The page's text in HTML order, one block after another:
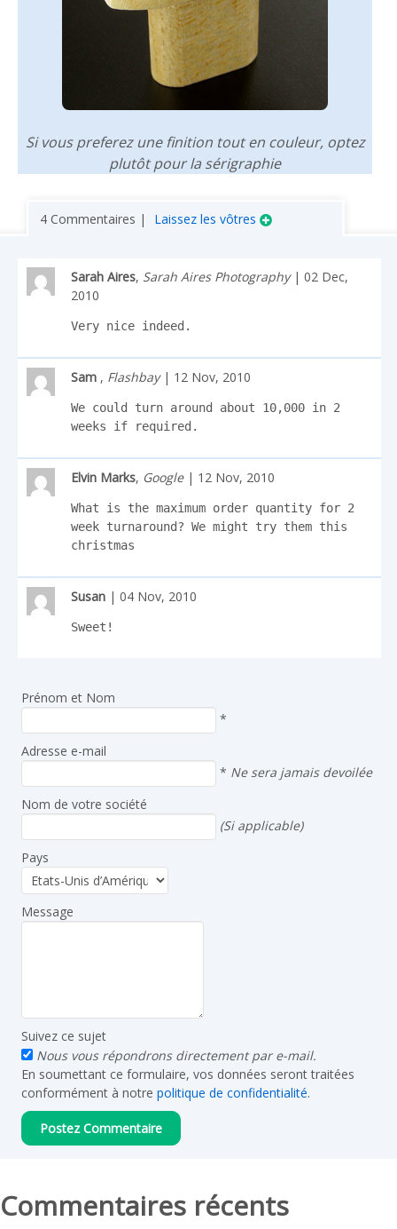
Si vous preferez une finition tout en couleur, optez
plutôt pour la sérigraphie
4 Commentaires | Laissez les vôtres
Sarah Aires, Sarah Aires Photography| 02 Dec,
2010
Very nice indeed.
Sam , Flashbay| 12 Nov, 2010
We could turn around about 10,000 in 2
weeks if required.
Elvin Marks, Google| 12 Nov, 2010
What is the maximum order quantity for 2
week turnaround? We might try them this
christmas
Susan | 04 Nov, 2010
Sweet!
Prénom et Nom
*
Adresse e-mail
* Ne sera jamais devoilée
Nom de votre société
(Si applicable)
Pays
Message
Suivez ce sujet
Nous vous répondrons directement par e-mail.
En soumettant ce formulaire, vos données seront traitées
conformément à notre politique de confidentialité.
Commentaires récents